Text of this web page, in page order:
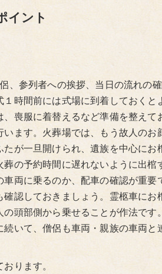
イント
、参列者への挨拶、当日の流れの
時間前には式場に到着しておくと
喪服に着替えるなど準備を整えて
ます。火葬場では、もう故人のお
が一旦開けられ、遺族を中心にお
の予約時間に遅れないように出棺
両に乗るのか、配車の確認が重要
認しておきましょう。霊柩車にお
頭部側から乗せることが作法です
いて、僧侶も車両・親族の車両と
ります。